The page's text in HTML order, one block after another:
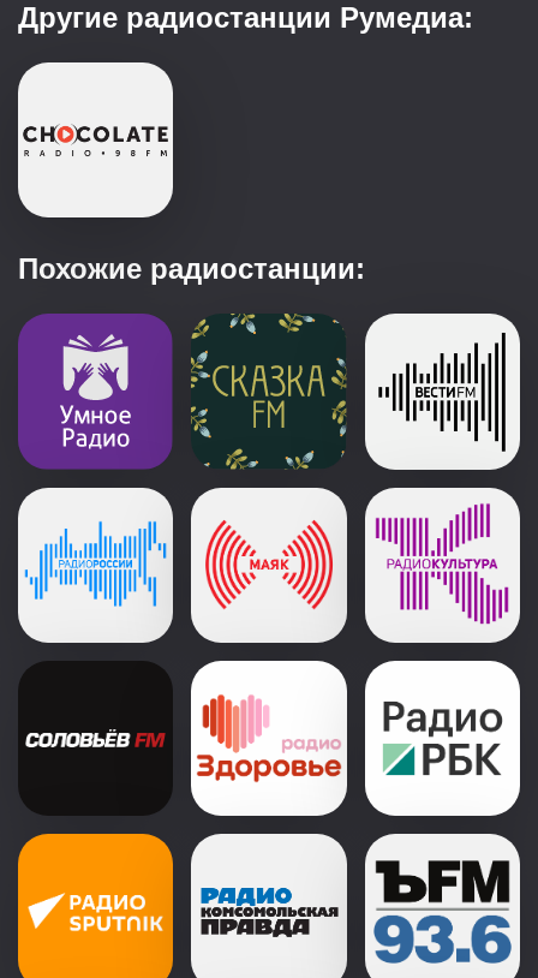
Другие радиостанции Румедиа:
Похожие радиостанции: